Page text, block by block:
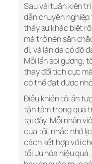
Sau vài tuần kiên
dẫn chuyên nghiệp
thấy sự khác biệt
má trở nên săn
đi, và làn da có độ
Mỗi lần soi gương,
thay đổi tích cực
có thể đạt được
Điều khiến tôi ấn
tận tâm trong quá
tại đây. Mỗi nhân
của tôi, nhắc nhở
cách kết hợp với
tối ưu hóa hiệu